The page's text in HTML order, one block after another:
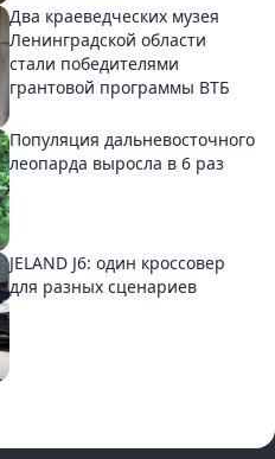
Два краеведческих музея
Ленинградской области
стали победителями
грантовой программы ВТБ
Популяция дальневосточного
леопарда выросла в 6 раз
JELAND J6: один кроссовер
для разных сценариев